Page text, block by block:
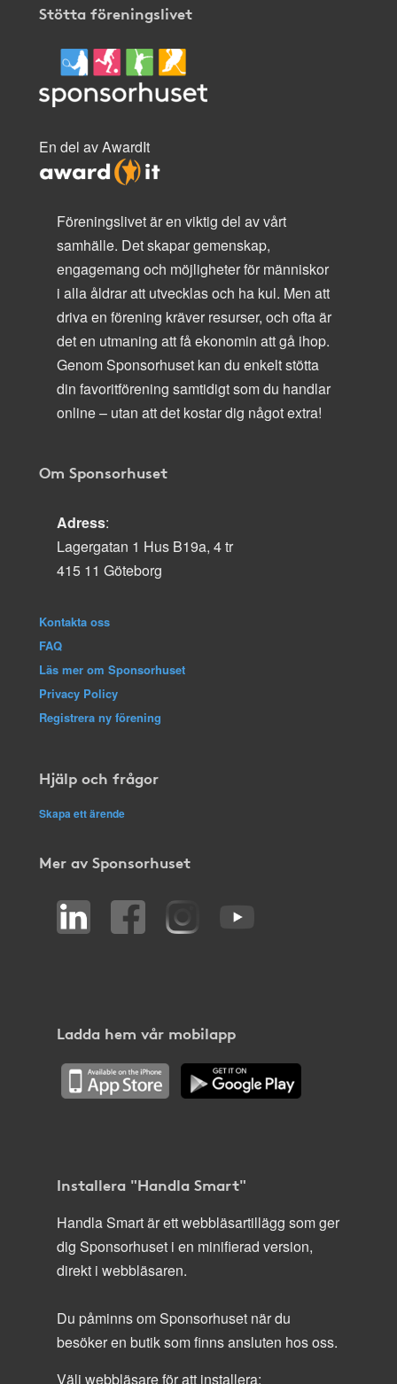
Stötta föreningslivet
En del av AwardIt
Föreningslivet är en viktig del av vårt
samhälle. Det skapar gemenskap,
engagemang och möjligheter för människor
i alla åldrar att utvecklas och ha kul. Men att
driva en förening kräver resurser, och ofta är
det en utmaning att få ekonomin att gå ihop.
Genom Sponsorhuset kan du enkelt stötta
din favoritförening samtidigt som du handlar
online – utan att det kostar dig något extra!
Om Sponsorhuset
Adress:
Lagergatan 1 Hus B19a, 4 tr
415 11 Göteborg
Kontakta oss
FAQ
Läs mer om Sponsorhuset
Privacy Policy
Registrera ny förening
Hjälp och frågor
Skapa ett ärende
Mer av Sponsorhuset
Ladda hem vår mobilapp
Installera "Handla Smart"
Handla Smart är ett webbläsartillägg som ger
dig Sponsorhuset i en minifierad version,
direkt i webbläsaren.
Du påminns om Sponsorhuset när du
besöker en butik som finns ansluten hos oss.
Välj webbläsare för att installera: